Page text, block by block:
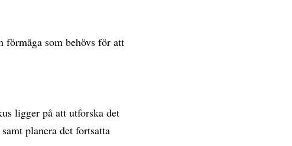
förmåga som behövs för att
ligger på att utforska det
planera det fortsatta